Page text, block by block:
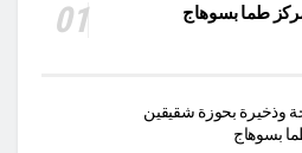
طما بسوهاج
وذخيرة بحوزة شقيقين
بسوهاج